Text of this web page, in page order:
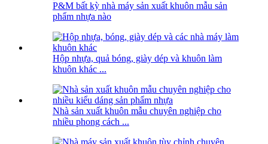
P&M bất kỳ nhà máy sản xuất khuôn mẫu sản
phẩm nhựa nào
Hộp nhựa, quả bóng, giày dép và khuôn làm
khuôn khác ...
Nhà sản xuất khuôn mẫu chuyên nghiệp cho
nhiều phong cách ...